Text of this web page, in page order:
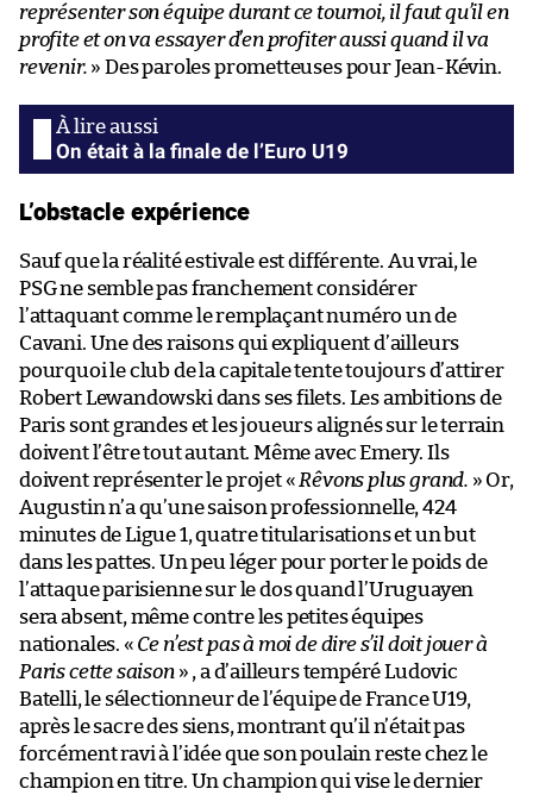
représenter son équipe durant ce tournoi, il faut qu’il en
profite et on va essayer d’en profiter aussi quand il va
revenir. » Des paroles prometteuses pour Jean-Kévin.
On était à la finale de l’Euro U19
L’obstacle expérience
Sauf que la réalité estivale est différente. Au vrai, le
PSG ne semble pas franchement considérer
l’attaquant comme le remplaçant numéro un de
Cavani. Une des raisons qui expliquent d’ailleurs
pourquoi le club de la capitale tente toujours d’attirer
Robert Lewandowski dans ses filets. Les ambitions de
Paris sont grandes et les joueurs alignés sur le terrain
doivent l’être tout autant. Même avec Emery. Ils
doivent représenter le projet « Rêvons plus grand. » Or,
Augustin n’a qu’une saison professionnelle, 424
minutes de Ligue 1, quatre titularisations et un but
dans les pattes. Un peu léger pour porter le poids de
l’attaque parisienne sur le dos quand l’Uruguayen
sera absent, même contre les petites équipes
nationales. « Ce n’est pas à moi de dire s’il doit jouer à
Paris cette saison» , a d’ailleurs tempéré Ludovic
Batelli, le sélectionneur de l’équipe de France U19,
après le sacre des siens, montrant qu’il n’était pas
forcément ravi à l’idée que son poulain reste chez le
champion en titre. Un champion qui vise le dernier